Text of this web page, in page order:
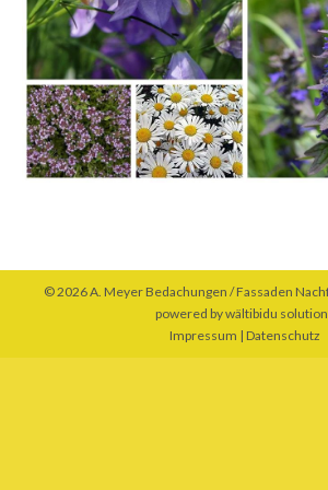
© 2026 A. Meyer Bedachungen / Fassaden
powered bywältibidu
Impressum | Datenschutz